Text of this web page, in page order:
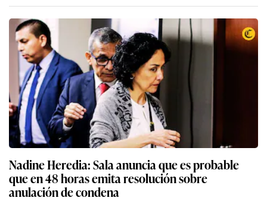
Nadine Heredia: Sala anuncia que es probable
que en 48 horas emita resolución sobre
anulación de condena